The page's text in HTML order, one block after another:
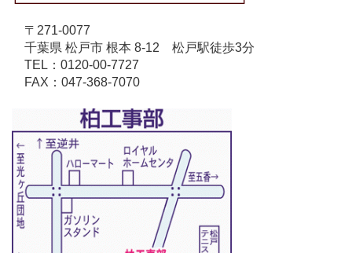
〒271-0077
千葉県 松戸市 根本 8-12 松戸駅徒歩3分
TEL：0120-00-7727
FAX：047-368-7070